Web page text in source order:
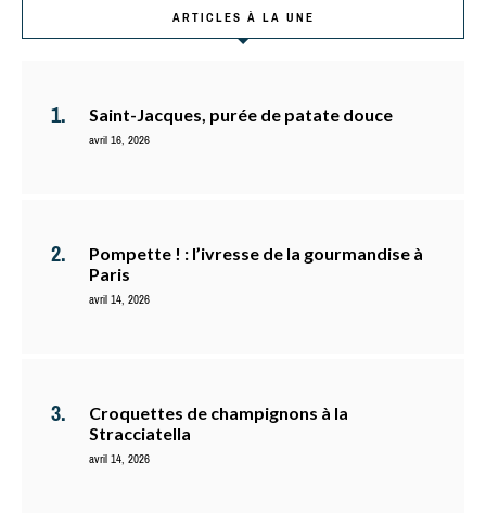
ARTICLES À LA UNE
Saint-Jacques, purée de patate douce
avril 16, 2026
Pompette ! : l’ivresse de la gourmandise à
Paris
avril 14, 2026
Croquettes de champignons à la
Stracciatella
avril 14, 2026